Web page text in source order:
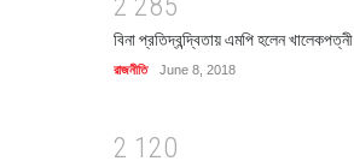
বিনা প্রতিদ্বন্দ্বিতায় এমপি হলেন খালেকপত্নী
রাজনীতি June 8, 2018
2 1 20